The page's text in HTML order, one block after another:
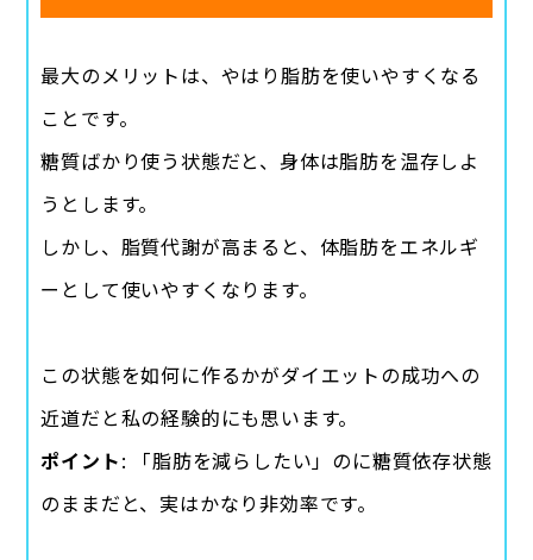
最大のメリットは、やはり脂肪を使いやすくなる
ことです。
糖質ばかり使う状態だと、身体は脂肪を温存しよ
うとします。
しかし、脂質代謝が高まると、体脂肪をエネルギ
ーとして使いやすくなります。
この状態を如何に作るかがダイエットの成功への
近道だと私の経験的にも思います。
ポイント: 「脂肪を減らしたい」のに糖質依存状態
のままだと、実はかなり非効率です。